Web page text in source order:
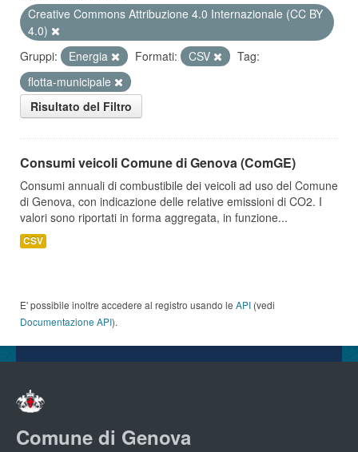
Creative Commons Attribuzione 4.0 Internazionale (CC BY
4.0)
Gruppi:
Energia Formati: CSV
Tag:
flotta-municipale
Risultato del Filtro
Consumi veicoli Comune di Genova (ComGE)
Consumi annuali di combustibile dei veicoli ad uso del Comune
di Genova, con indicazione delle relative emissioni di CO2. I
valori sono riportati in forma aggregata, in funzione...
CSV
E' possibile inoltre accedere al registro usando le API (vedi
Documentazione API).
Comune di Genova